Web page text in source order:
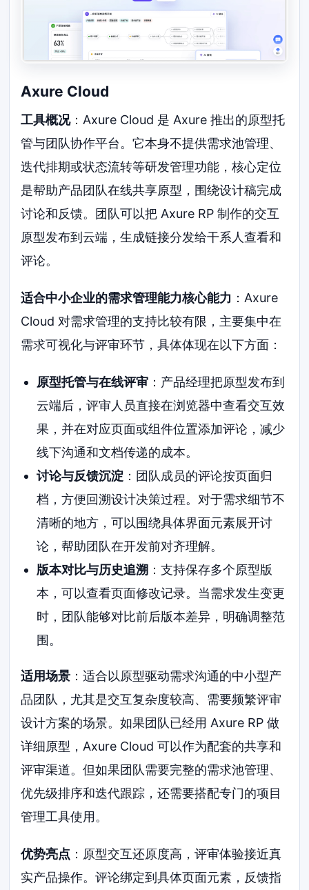
Axure Cloud
工具概况：Axure Cloud 是 Axure 推出的原型托
管与团队协作平台。它本身不提供需求池管理、
迭代排期或状态流转等研发管理功能，核心定位
是帮助产品团队在线共享原型，围绕设计稿完成
讨论和反馈。团队可以把 Axure RP 制作的交互
原型发布到云端，生成链接分发给干系人查看和
评论。
适合中小企业的需求管理能力核心能力 ：Axure
Cloud 对需求管理的支持比较有限，主要集中在
需求可视化与评审环节，具体体现在以下方面：
原型托管与在线评审：产品经理把原型发布到
云端后，评审人员直接在浏览器中查看交互效
果，并在对应页面或组件位置添加评论，减少
线下沟通和文档传递的成本。
讨论与反馈沉淀：团队成员的评论按页面归
档，方便回溯设计决策过程。对于需求细节不
清晰的地方，可以围绕具体界面元素展开讨
论，帮助团队在开发前对齐理解。
版本对比与历史追溯 ：支持保存多个原型版
本，可以查看页面修改记录。当需求发生变更
时，团队能够对比前后版本差异，明确调整范
围。
适用场景 ：适合以原型驱动需求沟通的中小型产
品团队，尤其是交互复杂度较高、需要频繁评审
设计方案的场景。如果团队已经用 Axure RP 做
详细原型，Axure Cloud 可以作为配套的共享和
评审渠道。但如果团队需要完整的需求池管理、
优先级排序和迭代跟踪，还需要搭配专门的项目
管理工具使用。
优势亮点 ：原型交互还原度高，评审体验接近真
实产品操作。评论绑定到具体页面元素，反馈指